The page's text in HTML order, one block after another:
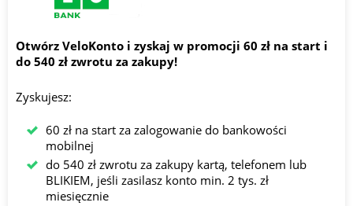
Otwórz VeloKonto i zyskaj w promocji 60 zł na start i
do 540 zł zwrotu za zakupy!
Zyskujesz:
60 zł na start za zalogowanie do bankowości
mobilnej
do 540 zł zwrotu za zakupy kartą, telefonem lub
BLIKIEM, jeśli zasilasz konto min. 2 tys. zł
miesięcznie